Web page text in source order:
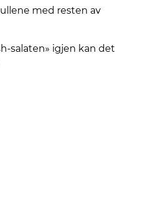
med resten av
salaten» igjen kan det